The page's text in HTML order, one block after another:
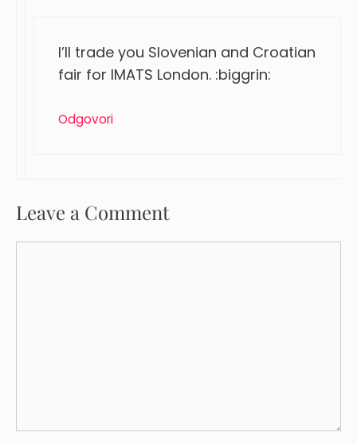
I’ll trade you Slovenian and Croatian
fair for IMATS London. :biggrin:
Odgovori
Leave a Comment